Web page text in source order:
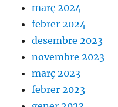
març 2024
febrer 2024
desembre 2023
novembre 2023
març 2023
febrer 2023